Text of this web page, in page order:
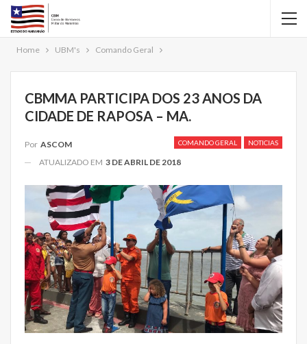
Home UBM's Comando Geral
CBMMA PARTICIPA DOS 23 ANOS DA
CIDADE DE RAPOSA – MA.
COMANDO GERAL NOTICIAS
Por ASCOM
ATUALIZADO EM 3 DE ABRIL DE 2018